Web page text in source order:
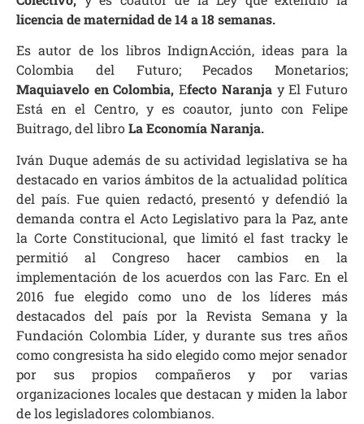
licencia de maternidad de 14 a 18 semanas.
Es autor de los libros IndignAcción, ideas para la
Colombia del Futuro; Pecados Monetarios;
Maquiavelo en Colombia, Efecto Naranjay El Futuro
Está en el Centro, y es coautor, junto con Felipe
Buitrago, del libroLa Economía Naranja.
Iván Duque además de su actividad legislativa se ha
destacado en varios ámbitos de la actualidad política
del país. Fue quien redactó, presentó y defendió la
demanda contra el Acto Legislativo para la Paz, ante
la Corte Constitucional, que limitó el fast tracky le
permitió al Congreso hacer cambios en la
implementación de los acuerdos con las Farc. En el
2016 fue elegido como uno de los líderes más
destacados del país por la Revista Semana y la
Fundación Colombia Líder, y durante sus tres años
como congresista ha sido elegido como mejor senador
por sus propios compañeros y por varias
organizaciones locales que destacan y miden la labor
de los legisladores colombianos.